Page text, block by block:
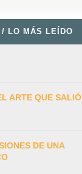
/ LO MÁS LEÍDO
ARTE QUE SALIÓ
DE UNA